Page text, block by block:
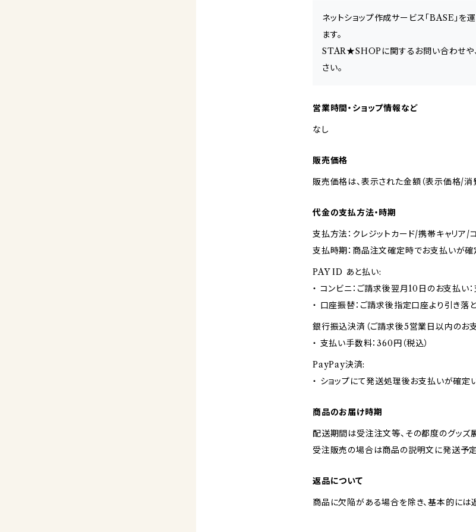
ネットショップ作成サービス「BASE」
ます。
STAR★SHOPに関するお問い合わせや
さい。
営業時間・ショップ情報など
なし
販売価格
販売価格は、表示された金額（表示価格/消
代金の支払方法・時期
支払方法：クレジットカード/携帯キャリア/
支払時期：商品注文確定時でお支払いが確
PAY ID あと払い:
・ コンビニ：ご請求後翌月10日のお支払い
・ 口座振替：ご請求後指定口座より引き落
銀行振込決済（ご請求後5営業日以内のお支
・ 支払い手数料：360円（税込）
PayPay決済:
・ ショップにて発送処理後お支払いが確定い
商品のお届け時期
配送期間は受注注文等、その都度のグッズ
受注販売の場合は商品の説明文に発送予定
返品について
商品に欠陥がある場合を除き、基本的には